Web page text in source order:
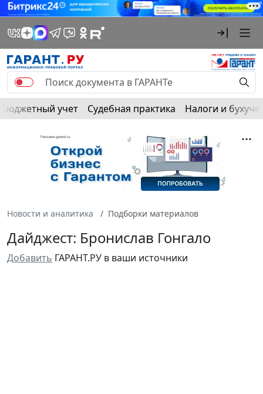
Бюджетный учет Судебная практика Налоги и
Новости и аналитика Подборки материалов
Дайджест: Бронислав Гонгало
Добавить ГАРАНТ.РУ в ваши источники